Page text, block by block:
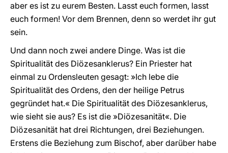
aber es ist zu eurem Besten. Lasst euch formen, lasst
euch formen! Vor dem Brennen, denn so werdet ihr gut
sein.
Und dann noch zwei andere Dinge. Was ist die
Spiritualität des Diözesanklerus? Ein Priester hat
einmal zu Ordensleuten gesagt: »Ich lebe die
Spiritualität des Ordens, den der heilige Petrus
gegründet hat.« Die Spiritualität des Diözesanklerus,
wie sieht sie aus? Es ist die »Diözesanität«. Die
Diözesanität hat drei Richtungen, drei Beziehungen.
Erstens die Beziehung zum Bischof, aber darüber habe